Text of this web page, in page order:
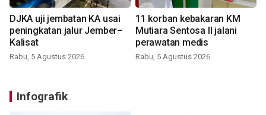
DJKA uji jembatan KA usai
peningkatan jalur Jember–
Kalisat
Rabu, 5 Agustus 2026
11 korban kebakaran KM
Mutiara Sentosa II jalani
perawatan medis
Rabu, 5 Agustus 2026
Infografik